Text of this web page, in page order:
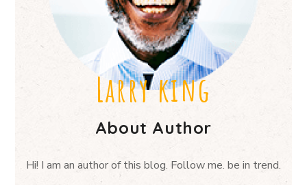
Larry king
About Author
Hi! I am an author of this blog. Follow me. be in trend.